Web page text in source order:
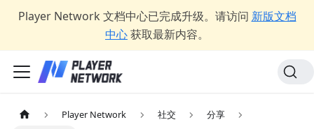
Player Network 文档中心已完成升级。请访问 新版文档
中心获取最新内容。
Player Network 社交
分享